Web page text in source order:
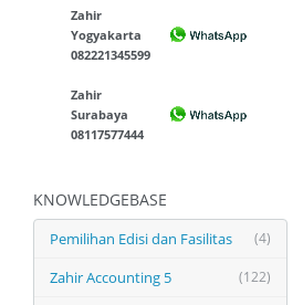
Zahir
Yogyakarta
082221345599
Zahir
Surabaya
08117577444
KNOWLEDGEBASE
(4)
Pemilihan Edisi dan Fasilitas
(122)
Zahir Accounting 5